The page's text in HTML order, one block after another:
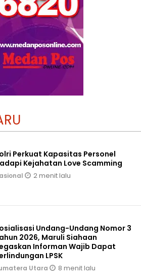
Perkuat Kapasitas Personel
Kejahatan Love Scamming
2 menit lalu
Undang-Undang Nomor 3
2026, Maruli Siahaan
Informan Wajib Dapat
LPSK
Utara 8 menit lalu